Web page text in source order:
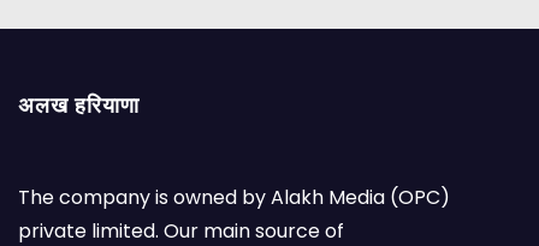
अलख हरियाणा
The company is owned by Alakh Media (OPC)
private limited. Our main source of